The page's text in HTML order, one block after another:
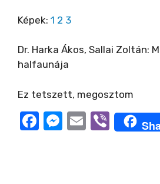
Képek: 1 2 3
Dr. Harka Ákos, Sallai Zoltán:
halfaunája
Ez tetszett, megosztom
F
M E
Vi